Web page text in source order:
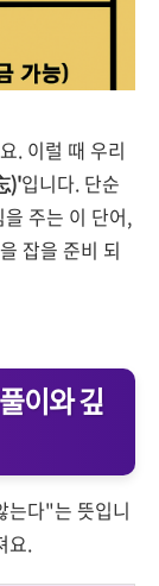
. 이럴 때 우리
)'입니다. 단순
주는 이 단어,
잡을 준비 되
이와 깊
는다"는 뜻입니
요.